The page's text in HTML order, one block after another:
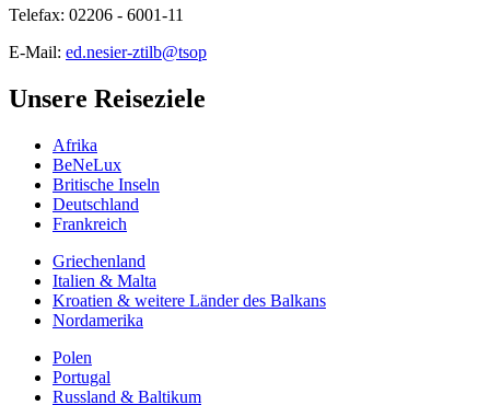
Telefax: 02206 - 6001-11
E-Mail: ed.nesier-ztilb@tsop
Unsere Reiseziele
Afrika
BeNeLux
Britische Inseln
Deutschland
Frankreich
Griechenland
Italien & Malta
Kroatien & weitere Länder des Balkans
Nordamerika
Polen
Portugal
Russland & Baltikum